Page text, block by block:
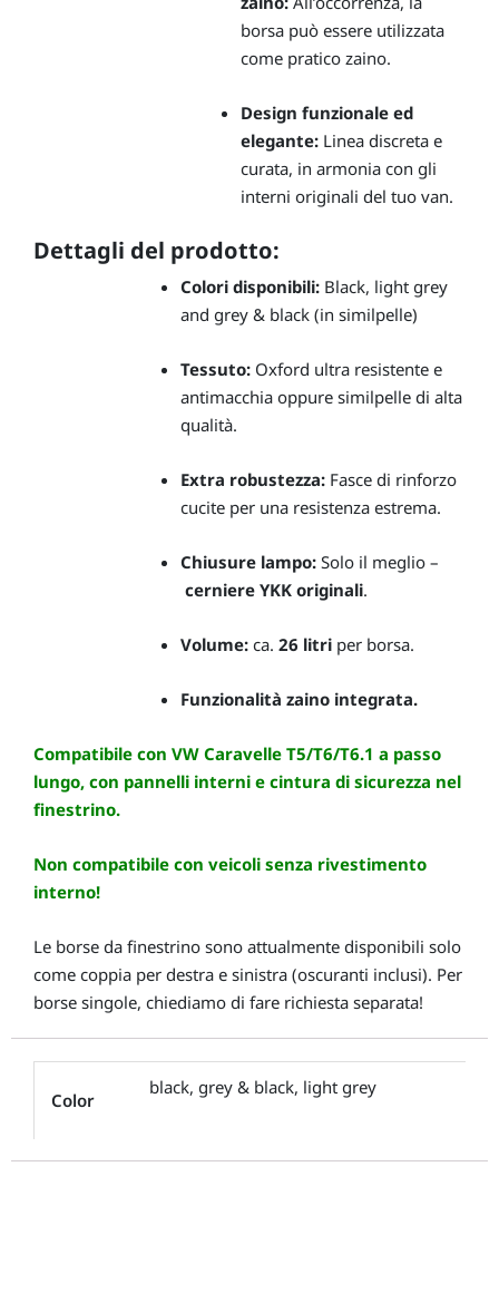
borsa può essere utilizzata
come pratico zaino.
Design funzionale ed
elegante: Linea discreta e
curata, in armonia con gli
interni originali del tuo van.
Dettagli del prodotto:
Colori disponibili:Black, light grey
and grey & black (in similpelle)
Tessuto:Oxford ultra resistente e
antimacchia oppure similpelle di alta
qualità.
Extra robustezza:Fasce di rinforzo
cucite per una resistenza estrema.
Chiusure lampo:Solo il meglio –
cerniere YKK originali.
Volume:ca. 26 litriper borsa.
Funzionalità zaino integrata.
Compatibile con VW Caravelle T5/T6/T6.1 a passo
lungo, con pannelli interni e cintura di sicurezza nel
finestrino.
Non compatibile con veicoli senza rivestimento
interno!
Le borse da finestrino sono attualmente disponibili solo
come coppia per destra e sinistra (oscuranti inclusi). Per
borse singole, chiediamo di fare richiesta separata!
Color
black, grey & black, light grey